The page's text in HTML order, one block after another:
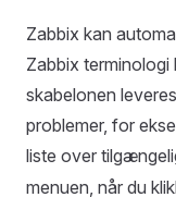
Zabbix kan
Zabbix
skabelonen
problemer, for
liste over
menuen, når du